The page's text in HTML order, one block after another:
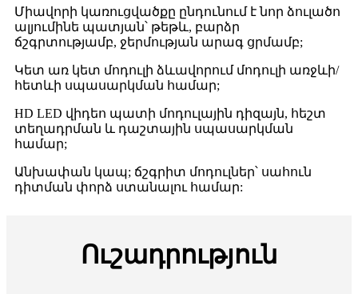
Միավորի կառուցվածքը ընդունում է նոր ձուլածո
ալյումինե պատյան՝ թեթև, բարձր
ճշգրտությամբ, ջերմության արագ ցրմամբ;
Կետ առ կետ մոդուլի ձևավորում մոդուլի առջևի/
հետևի սպասարկման համար;
HD LED վիդեո պատի մոդուլային դիզայն, հեշտ
տեղադրման և դաշտային սպասարկման
համար;
Անխափան կապ; ճշգրիտ մոդուլներ՝ սահուն
դիտման փորձ ստանալու համար:
Ուշադրություն